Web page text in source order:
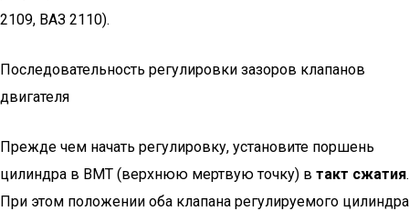
2109, ВАЗ 2110).
Последовательность регулировки зазоров клапанов
двигателя
Прежде чем начать регулировку, установите поршень
цилиндра в ВМТ (верхнюю мертвую точку) в такт сжатия.
При этом положении оба клапана регулируемого цилиндра